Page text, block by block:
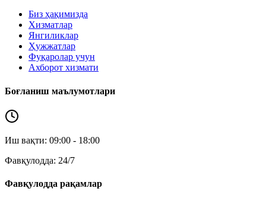
Биз ҳақимизда
Хизматлар
Янгиликлар
Ҳужжатлар
Фуқаролар учун
Ахборот хизмати
Боғланиш маълумотлари
Иш вақти: 09:00 - 18:00
Фавқулодда: 24/7
Фавқулодда рақамлар